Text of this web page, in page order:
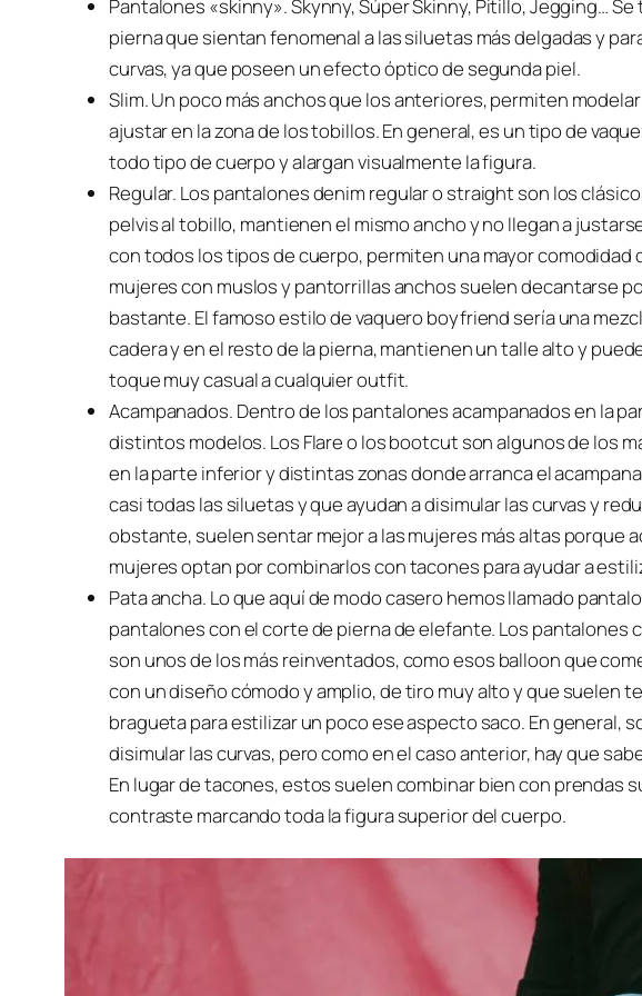
Pantalones «skinny». Skynny, Súper Skinny, Pitillo, Jegging…
pierna que sientan fenomenal a las siluetas más delgadas y
curvas, ya que poseen un efecto óptico de segunda piel.
Slim. Un poco más anchos que los anteriores, permiten
ajustar en la zona de los tobillos. En general, es un tipo de
todo tipo de cuerpo y alargan visualmente la figura.
Regular. Los pantalones denim regular o straight son los
pelvis al tobillo, mantienen el mismo ancho y no llegan a
con todos los tipos de cuerpo, permiten una mayor
mujeres con muslos y pantorrillas anchos suelen decantarse
bastante. El famoso estilo de vaquero boyfriend sería una
cadera y en el resto de la pierna, mantienen un talle alto y
toque muy casual a cualquier outfit.
Acampanados. Dentro de los pantalones acampanados en la
distintos modelos. Los Flare o los bootcut son algunos de los
en la parte inferior y distintas zonas donde arranca el
casi todas las siluetas y que ayudan a disimular las curvas y
obstante, suelen sentar mejor a las mujeres más altas porque
mujeres optan por combinarlos con tacones para ayudar a
Pata ancha. Lo que aquí de modo casero hemos llamado
pantalones con el corte de pierna de elefante. Los pantalones
son unos de los más reinventados, como esos balloon que
con un diseño cómodo y amplio, de tiro muy alto y que suelen
bragueta para estilizar un poco ese aspecto saco. En general,
disimular las curvas, pero como en el caso anterior, hay que
En lugar de tacones, estos suelen combinar bien con prendas
contraste marcando toda la figura superior del cuerpo.